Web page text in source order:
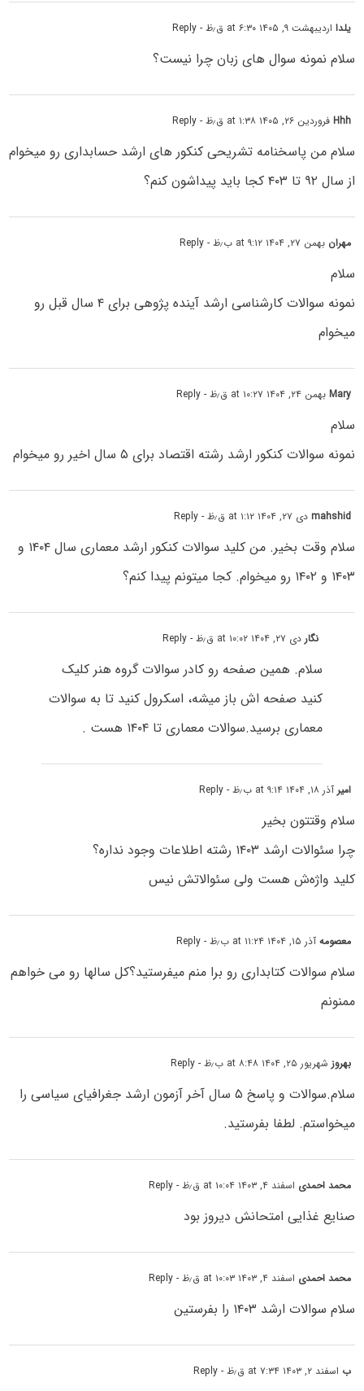
یلدااردیبهشت ۹, ۱۴۰۵ at ۶:۳۰ ق٫ظ - Reply
سلام نمونه سوال های زبان چرا نیست؟
Hhhفروردین ۲۶, ۱۴۰۵ at ۱:۳۸ ق٫ظ - Reply
سلام من پاسخنامه تشریحی کنکور های ارشد حسابداری رو میخوام
از سال ۹۲ تا ۴۰۳ کجا باید پیداشون کنم؟
مهران بهمن ۲۷, ۱۴۰۴ at ۹:۱۲ ب٫ظ - Reply
سلام
نمونه سوالات کارشناسی ارشد آینده پژوهی برای ۴ سال قبل رو
میخوام
Maryبهمن ۲۴, ۱۴۰۴ at ۱۰:۲۷ ق٫ظ - Reply
سلام
نمونه سوالات کنکور ارشد رشته اقتصاد برای ۵ سال اخیر رو میخوام
mahshidدی ۲۷, ۱۴۰۴ at ۱:۱۲ ق٫ظ - Reply
سلام وقت بخیر. من کلید سوالات کنکور ارشد معماری سال ۱۴۰۴ و
۱۴۰۳ و ۱۴۰۲ رو میخوام. کجا میتونم پیدا کنم؟
نگاردی ۲۷, ۱۴۰۴ at ۱۰:۰۲ ق٫ظ - Reply
سلام. همین صفحه رو کادر سوالات گروه هنر کلیک
کنید صفحه اش باز میشه، اسکرول کنید تا به سوالات
معماری برسید.سوالات معماری تا ۱۴۰۴ هست .
امیرآذر ۱۸, ۱۴۰۴ at ۹:۱۴ ب٫ظ - Reply
سلام وقتتون بخیر
چرا سئوالات ارشد ۱۴۰۳ رشته اطلاعات وجود نداره؟
کلید واژه‌ش هست ولی سئوالاتش نیس
معصومهآذر ۱۵, ۱۴۰۴ at ۱۱:۲۴ ب٫ظ - Reply
سلام سوالات کتابداری رو برا منم میفرستید؟کل سالها رو می خواهم
ممنونم
بهروزشهریور ۲۵, ۱۴۰۴ at ۸:۴۸ ب٫ظ - Reply
سلام.سوالات و پاسخ ۵ سال آخر آزمون ارشد جغرافیای سیاسی را
میخواستم. لطفا بفرستید.
محمد احمدی اسفند ۴, ۱۴۰۳ at ۱۰:۰۴ ق٫ظ - Reply
صنایع غذایی امتحانش دیروز بود
محمد احمدی اسفند ۴, ۱۴۰۳ at ۱۰:۰۳ ق٫ظ - Reply
سلام سوالات ارشد ۱۴۰۳ را بفرستین
ب اسفند ۲, ۱۴۰۳ at ۷:۳۴ ق٫ظ - Reply